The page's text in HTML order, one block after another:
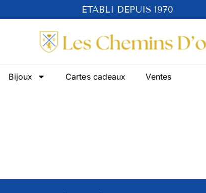
ÉTABLI DEPUIS 1970
Bijoux Cartes cadeaux Ventes